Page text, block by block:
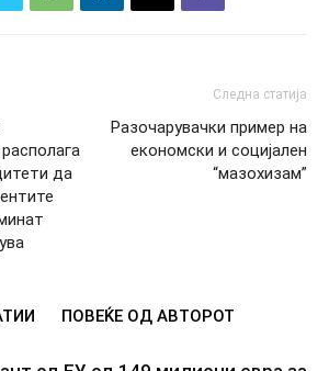
да
Следна статија
Разочарувачки пример на
економски и социјален
“мазохизам”
ПОВЕЌЕ ОД АВТОРОТ